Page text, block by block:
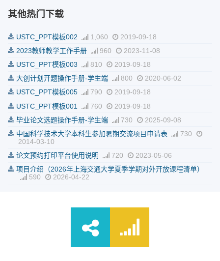
其他热门下载
USTC_PPT模板002 1,060
2019-09-18
2023教师教学工作手册
960
2023-11-08
USTC_PPT模板003
810
2019-09-18
大创计划开题操作手册-学生端
800
2020-06-02
USTC_PPT模板005
790
2019-09-18
USTC_PPT模板001
760
2019-09-18
毕业论文选题操作手册-学生端
730
2025-09-08
中国科学技术大学本科生参加暑期交流项目申请表
730
2014-03-10
论文预约打印平台使用说明
720
2023-05-06
项目介绍（2026年上海交通大学夏季学期对外开放课程清单）
590
2026-04-22